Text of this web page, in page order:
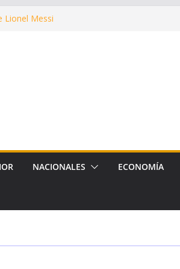
Argentino de Golf Adaptado
en la ciudad
la muestra artística Proyecto
de maniobra y la
máxima prioridad
NACIONALES ECONOMÍA